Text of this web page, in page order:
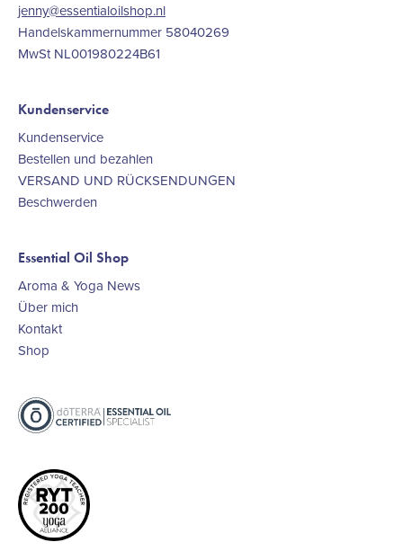
jenny@essentialoilshop.nl
Handelskammernummer 58040269
MwSt NL001980224B61
Kundenservice
Kundenservice
Bestellen und bezahlen
VERSAND UND RÜCKSENDUNGEN
Beschwerden
Essential Oil Shop
Aroma & Yoga News
Über mich
Kontakt
Shop